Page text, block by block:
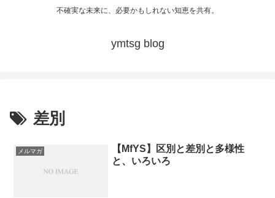
不確実な未来に、必要かもしれない知恵を共有。
ymtsg blog
差別
メルマガ
【MfYS】区別と差別と多様性
と、いろいろ